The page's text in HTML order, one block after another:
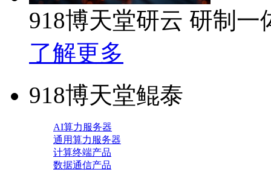
918博天堂研云 研制
了解更多
918博天堂鲲泰
AI算力服务器
通用算力服务器
计算终端产品
数据通信产品